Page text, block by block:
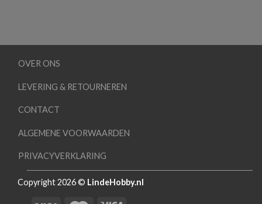
OVER ONS
LEVERING & RETOURNEREN
CONTACT
ALGEMENE VOORWAARDEN
PRIVACYVERKLARING
Copyright 2026 © LindeHobby.nl